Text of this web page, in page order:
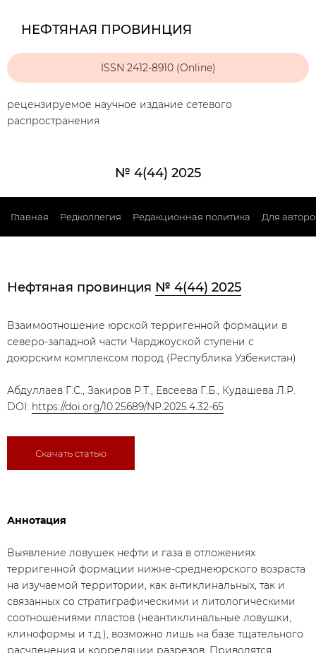
НЕФТЯНАЯ ПРОВИНЦИЯ
ISSN 2412-8910 (Online)
рецензируемое научное издание сетевого
распространения
№ 4(44) 2025
Главная Редколлегия Редакционная политика Для
Нефтяная провинция № 4(44) 2025
Взаимоотношение юрской терригенной формации в
северо-западной части Чарджоуской ступени с
доюрским комплексом пород (Республика Узбекистан)
Абдуллаев Г.С., Закиров Р.Т., Евсеева Г.Б., Кудашева Л.Р.
DOI: https://doi.org/10.25689/NP.2025.4.32-65
Скачать статью
Аннотация
Выявление ловушек нефти и газа в отложениях
терригенной формации нижне-среднеюрского возраста
на изучаемой территории, как антиклинальных, так и
связанных со стратиграфическими и литологическими
соотношениями пластов (неантиклинальные ловушки,
клиноформы и т.д.), возможно лишь на базе тщательного
расчленения и корреляции разрезов. Приводятся